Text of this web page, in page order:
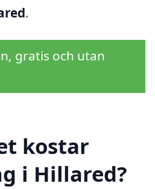
.
gratis och utan
kostar
i Hillared?